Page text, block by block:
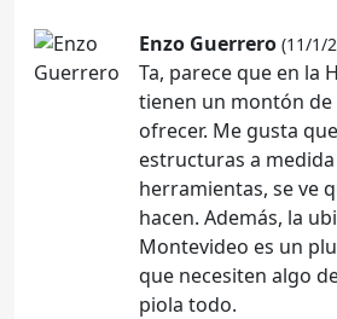
Enzo Guerrero (11/1/
Ta, parece que en la
tienen un montón de
ofrecer. Me gusta
estructuras a
herramientas, se ve
hacen. Además, la
Montevideo es un
que necesiten algo
piola todo.